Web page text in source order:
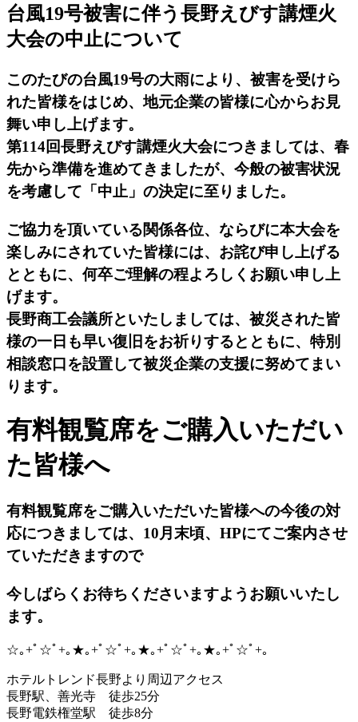
台風19号被害に伴う長野えびす講煙火
大会の中止について
このたびの台風19号の大雨により、被害を受けら
れた皆様をはじめ、地元企業の皆様に心からお見
舞い申し上げます。
第114回長野えびす講煙火大会につきましては、春
先から準備を進めてきましたが、 今般の被害状況
を考慮して「中止」の決定に至りました。
ご協力を頂いている関係各位、ならびに本大会を
楽しみにされていた皆様には、お詫び申し上げる
とともに、 何卒ご理解の程よろしくお願い申し上
げます。
長野商工会議所といたしましては、被災された皆
様の一日も早い復旧をお祈りするとともに、 特別
相談窓口を設置して被災企業の支援に努めてまい
ります。
有料観覧席をご購入いただい
た皆様へ
有料観覧席をご購入いただいた皆様への今後の対
応につきましては、10月末頃、HPにてご案内させ
ていただきますので
今しばらくお待ちくださいますようお願いいたし
ます。
☆｡+ﾟ☆ﾟ+｡★｡+ﾟ☆ﾟ+｡★｡+ﾟ☆ﾟ+｡★｡+ﾟ☆ﾟ+｡
ホテルトレンド長野より周辺アクセス
長野駅、善光寺 徒歩25分
長野電鉄権堂駅 徒歩8分